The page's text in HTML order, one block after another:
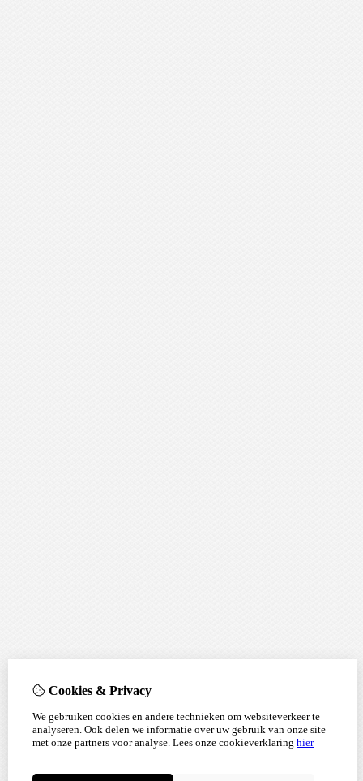
Cookies & Privacy
We gebruiken cookies en andere technieken om websiteverkeer te
analyseren. Ook delen we informatie over uw gebruik van onze site
met onze partners voor analyse. Lees onze cookieverklaring hier